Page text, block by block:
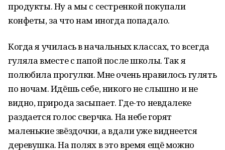
продукты. Ну а мы с сестренкой покупали
конфеты, за что нам иногда попадало.
Когда я училась в начальных классах, то всегда
гуляла вместе с папой после школы. Так я
полюбила прогулки. Мне очень нравилось гулять
по ночам. Идёшь себе, никого не слышно и не
видно, природа засыпает. Где-то невдалеке
раздается голос сверчка. На небе горят
маленькие звёздочки, а вдали уже виднеется
деревушка. На полях в это время ещё можно